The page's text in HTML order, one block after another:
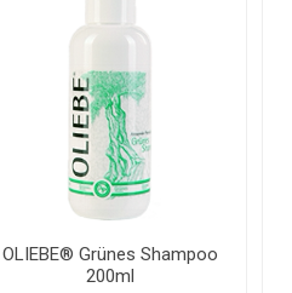
OLIEBE® Grünes Shampoo
200ml